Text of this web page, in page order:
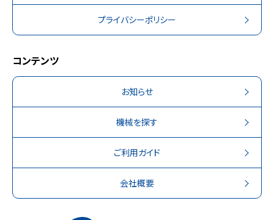
プライバシーポリシー
コンテンツ
お知らせ
機械を探す
ご利用ガイド
会社概要